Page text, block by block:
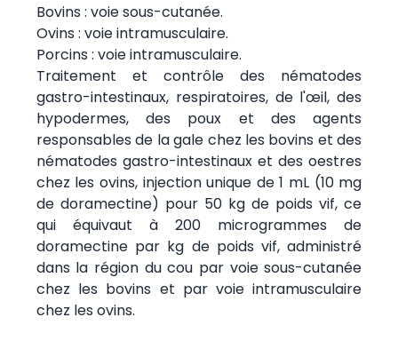
Bovins : voie sous-cutanée.
Ovins : voie intramusculaire.
Porcins : voie intramusculaire.
Traitement et contrôle des nématodes
gastro-intestinaux, respiratoires, de l'œil, des
hypodermes, des poux et des agents
responsables de la gale chez les bovins et des
nématodes gastro-intestinaux et des oestres
chez les ovins, injection unique de 1 mL (10 mg
de doramectine) pour 50 kg de poids vif, ce
qui équivaut à 200 microgrammes de
doramectine par kg de poids vif, administré
dans la région du cou par voie sous-cutanée
chez les bovins et par voie intramusculaire
chez les ovins.